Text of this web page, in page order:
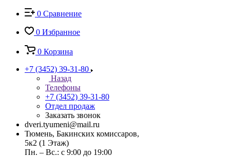
0 Сравнение
0 Избранное
0 Корзина
+7 (3452) 39-31-80
Назад
Телефоны
+7 (3452) 39-31-80
Отдел продаж
Заказать звонок
dveri.tyumeni@mail.ru
Тюмень, Бакинских комиссаров,
5к2 (1 Этаж)
Пн. – Вс.: с 9:00 до 19:00